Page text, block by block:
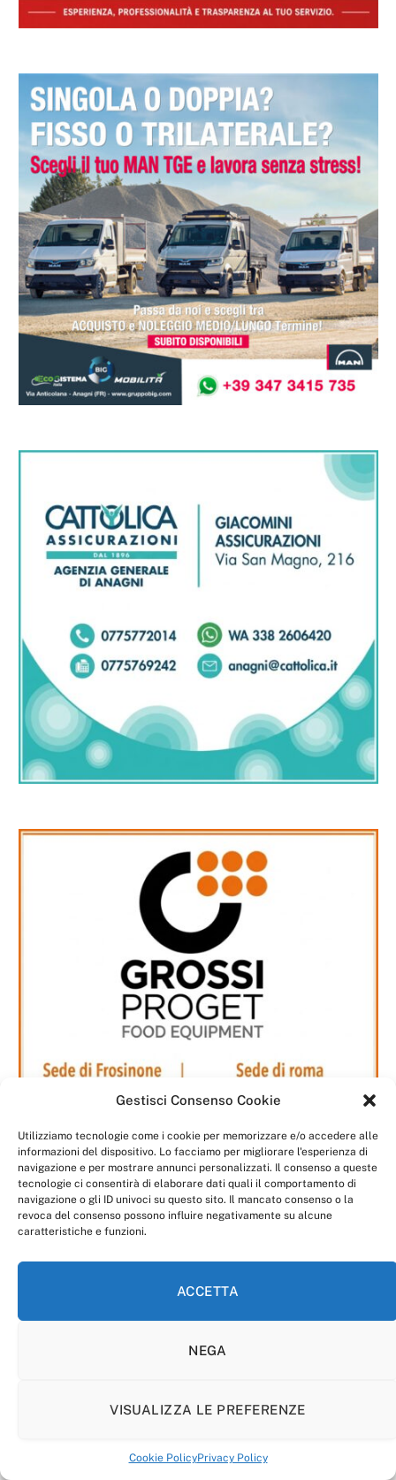
Gestisci Consenso Cookie
Utilizziamo tecnologie come i cookie per memorizzare e/o accedere alle
informazioni del dispositivo. Lo facciamo per migliorare l'esperienza di
navigazione e per mostrare annunci personalizzati. Il consenso a queste
tecnologie ci consentirà di elaborare dati quali il comportamento di
navigazione o gli ID univoci su questo sito. Il mancato consenso o la
revoca del consenso possono influire negativamente su alcune
caratteristiche e funzioni.
ACCETTA
NEGA
VISUALIZZA LE PREFERENZE
Cookie PolicyPrivacy Policy
anagnia.com è una testata giornalistica registrata al
direttore responsabile: dott. Ivan Quiselli.